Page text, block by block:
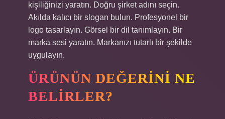
kişiliğinizi yaratın. Doğru şirket adını seçin.
Akılda kalıcı bir slogan bulun. Profesyonel bir
logo tasarlayın. Görsel bir dil tanımlayın. Bir
marka sesi yaratın. Markanızı tutarlı bir şekilde
uygulayın.
ÜRÜNÜN DEĞERINI NE
BELIRLER?